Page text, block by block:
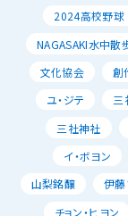
2024高校野球
NAGASAKI水中散
文化協会
創
ユ・ジテ
三
三社神社
イ・ボヨン
山梨銘醸
伊藤
チョン・ヒヨン